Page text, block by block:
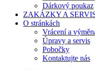
Dárkový poukaz
ZAKÁZKY A
O stránkách
Vrácení a
Úpravy a servis
Pobočky
Kontaktujte nás